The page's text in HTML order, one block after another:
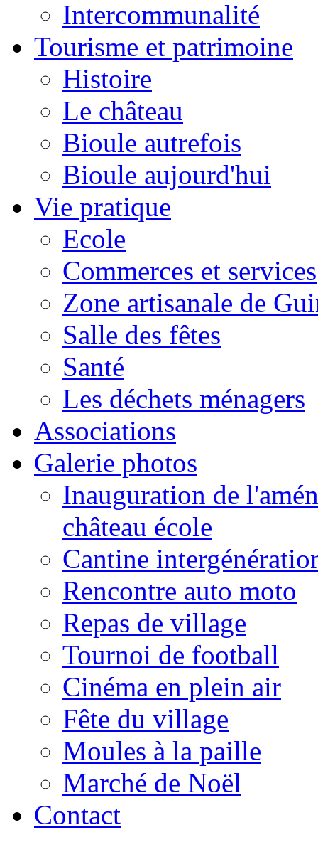
Intercommunalité
Tourisme et patrimoine
Histoire
Le château
Bioule autrefois
Bioule aujourd'hui
Vie pratique
Ecole
Commerces et services
Zone artisanale de
Salle des fêtes
Santé
Les déchets ménagers
Associations
Galerie photos
Inauguration de
château école
Cantine
Rencontre auto moto
Repas de village
Tournoi de football
Cinéma en plein air
Fête du village
Moules à la paille
Marché de Noël
Contact